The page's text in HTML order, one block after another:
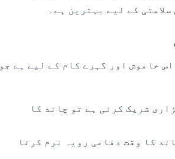
کے لیے بہترین ہے۔
خاموش اور گہرے کام کے لیے ہے جو
شریک کرنی ہے تو چاند کا
کا وقت دفاعی رویہ نرم کرتا